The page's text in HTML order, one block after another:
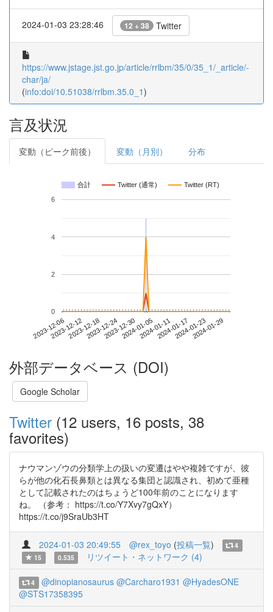
2024-01-03 23:28:46 12 + 38 Twitter
https://www.jstage.jst.go.jp/article/rrlbm/35/0/35_1/_article/-
char/ja/
(info:doi/10.51038/rrlbm.35.0_1)
言及状況
変動（ピーク前後） 変動（月別） 分布
合計 Twitter (通常) Twitter (RT)
2023-12-062023-12-122023-12-182023-12-242023-12-302024-01-052024-01-112024-01-172024-01-232024-01-29
0
2
4
6
外部データベース (DOI)
Google Scholar
Twitter (12 users, 16 posts, 38
favorites)
ナウマンゾウの分類学上の扱いの変遷はやや複雑ですが、彼
らが他の化石長鼻類とは異なる集団と認識され、初めて亜種
として記載されたのはちょうど100年前のことになります
ね。 （参考： https://t.co/Y7Xvy7gQxY）
https://t.co/j9SraUb3HT
2024-01-03 20:49:55 @rex_toyo (投稿一覧)
4
15
0.535 リツイート・ネットワーク (4)
4 @dinopianosaurus @Carcharo1931 @HyadesONE
@STS17358395